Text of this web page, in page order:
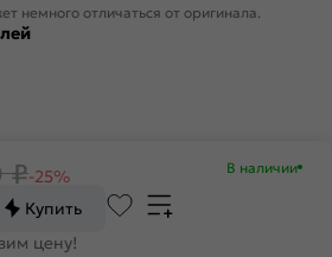
немного отличаться от оригинала.
₽-25% В наличии
Купить
цену!